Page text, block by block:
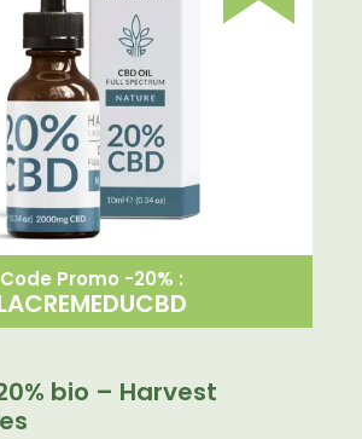
Code Promo -20% :
bio – Harvest